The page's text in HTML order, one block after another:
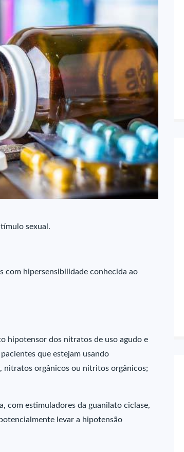
sexual.
com hipersensibilidade conhecida ao
hipotensor dos nitratos de uso agudo e
que estejam usando
orgânicos ou nitritos orgânicos;
com estimuladores da guanilato ciclase,
levar a hipotensão